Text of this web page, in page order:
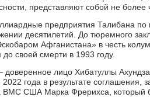
представляют собой не
предприятия Талибана по
десятилетий. До тюремного
Афганистана» в честь
до своей смерти в 1993 году.
доверенное лицо Хибатуллы
2022 года в результате
ВМС США Марка Фрерихса, который